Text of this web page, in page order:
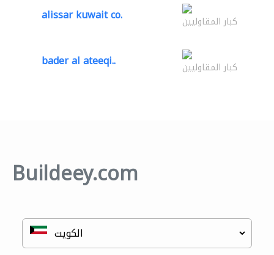
alissar kuwait co. كبار المقاوليين
bader al ateeqi.. كبار المقاوليين
Buildeey.com